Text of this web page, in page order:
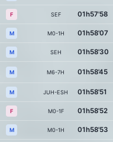
F SEF 01h57'58
M M0-1H 01h58'07
M SEH 01h58'30
M M6-7H 01h58'45
M JUH-ESH 01h58'51
F M0-1F 01h58'52
M M0-1H 01h58'53